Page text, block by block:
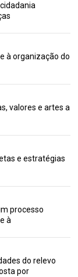
à organização do
valores e artes a
e estratégias
processo
à
do relevo
por